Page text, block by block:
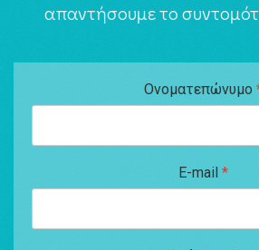
απαντήσουμε το
Ονοματεπώνυμο
E-mail *